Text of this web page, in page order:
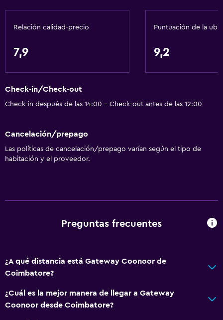
Relación calidad-precio
7,9
Puntuación de la
9,2
Check-in/Check-out
Check-in después de las 14:00 - Check-out antes de las 12:00
Cancelación/prepago
Las políticas de cancelación/prepago varían según el tipo de
habitación y el proveedor.
Preguntas frecuentes
¿A qué distancia está Gateway Coonoor de
Coimbatore?
¿Cuál es la mejor manera de llegar a Gateway
Coonoor desde Coimbatore?